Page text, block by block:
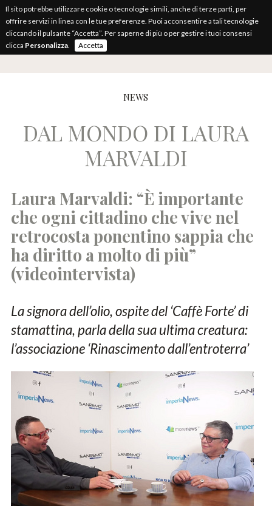
NEWS
DAL MONDO DI LAURA
MARVALDI
Laura Marvaldi: “È importante
che ogni cittadino che vive nel
retrocosta ponentino sappia che
ha diritto a molto di più”
(videointervista)
La signora dell’olio, ospite del ‘Caffè Forte’ di
stamattina, parla della sua ultima creatura:
l’associazione ‘Rinascimento dall’entroterra’
Il sito potrebbe utilizzare cookie o tecnologie simili, anche di terze parti, per
offrire servizi in linea con le tue preferenze. Puoi acconsentire a tali tecnologie
cliccando il pulsante “Accetta”. Per saperne di più o per gestire i tuoi consensi
clicca Personalizza. Accetta